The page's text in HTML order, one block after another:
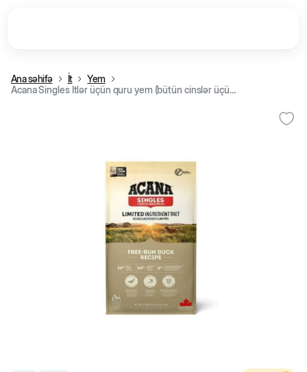
Ana səhifə İt
Yem
Acana Singles İtlər üçün quru yem (bütün cinslər üçün) sərbəst gəzən ördək ilə, 11,4 kq